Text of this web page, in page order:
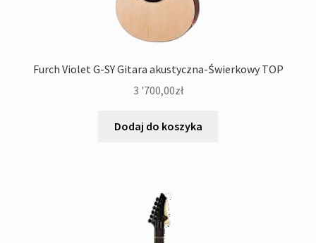
Furch Violet G-SY Gitara akustyczna-Świerkowy TOP
3 '700,00zł
Dodaj do koszyka